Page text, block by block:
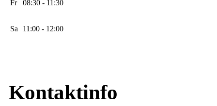
Fr 08:30 - 11:30
Sa 11:00 - 12:00
Kontaktinfo